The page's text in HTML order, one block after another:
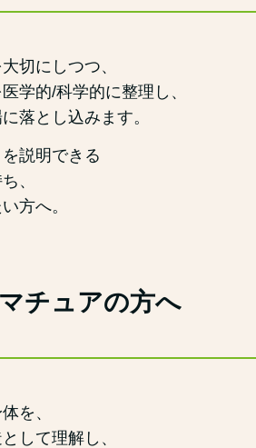
切にしつつ、
学的/科学的に整理し、
落とし込みます。
を説明できる
、
方へ。
チュアの方へ
を、
して理解し、